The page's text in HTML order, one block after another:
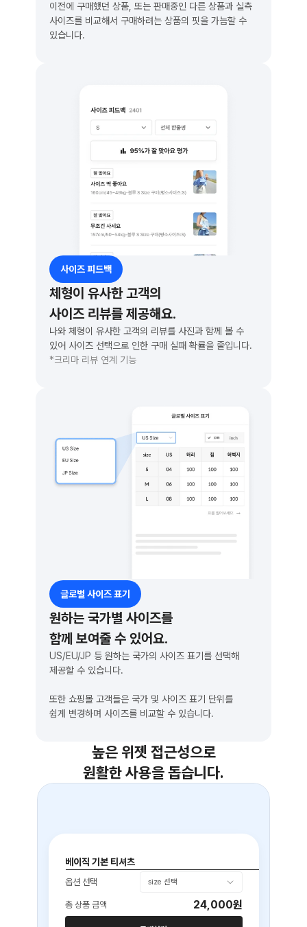
이전에 구매했던 상품, 또는 판매중인 다른 상품과 실측
사이즈를 비교해서 구매하려는 상품의 핏을 가늠할 수
있습니다.
사이즈 피드백
체형이 유사한 고객의
사이즈 리뷰를 제공해요.
나와 체형이 유사한 고객의 리뷰를 사진과 함께 볼 수
있어 사이즈 선택으로 인한 구매 실패 확률을 줄입니다.
*크리마 리뷰 연계 기능
글로벌 사이즈 표기
원하는 국가별 사이즈를
함께 보여줄 수 있어요.
US/EU/JP 등 원하는 국가의 사이즈 표기를 선택해
제공할 수 있습니다.
또한 쇼핑몰 고객들은 국가 및 사이즈 표기 단위를
쉽게 변경하며 사이즈를 비교할 수 있습니다.
높은 위젯 접근성으로
원활한 사용을 돕습니다.
베이직 기본 티셔츠
옵션 선택 size 선택
총 상품 금액 24,000원